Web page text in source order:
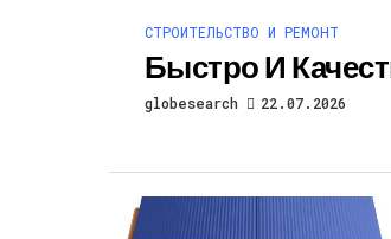
СТРОИТЕЛЬСТВО И РЕМОНТ
Быстро И
globesearch 22.07.2026